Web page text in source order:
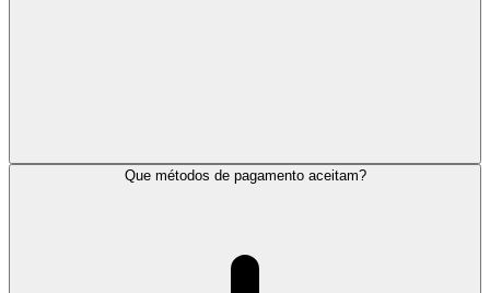
Que métodos de pagamento aceitam?